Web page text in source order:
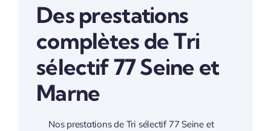
Des prestations
complètes de Tri
sélectif 77 Seine et
Marne
Nos prestations de Tri sélectif 77 Seine et